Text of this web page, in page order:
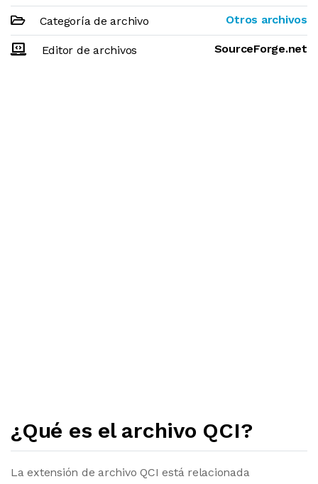
Categoría de archivo Otros archivos
Editor de archivos SourceForge.net
¿Qué es el archivo QCI?
La extensión de archivo QCI está relacionada